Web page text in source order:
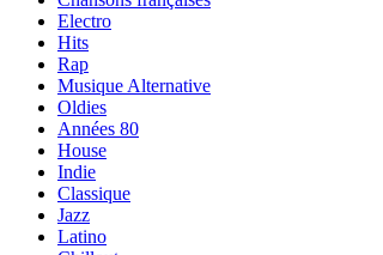
Electro
Hits
Rap
Musique Alternative
Oldies
Années 80
House
Indie
Classique
Jazz
Latino